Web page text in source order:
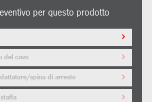
per questo prodotto
del cavo
spina di arresto